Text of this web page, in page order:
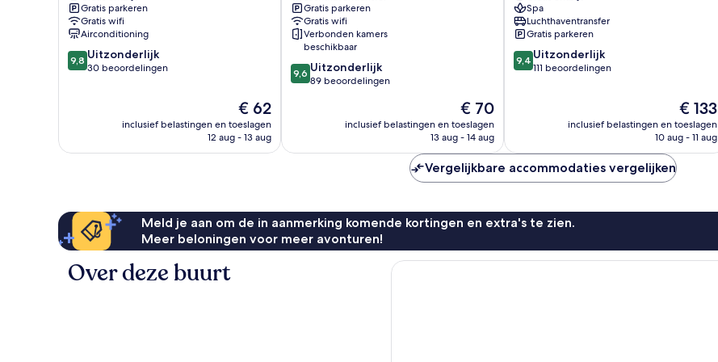
Gratis parkeren
Gratis wifi
Airconditioning
9.8
van
beoordelingen
9,8 Uitzonderlijk
30 beoordelingen
De
prijs
is
€ 62
inclusief belastingen en toeslagen
12 aug - 13 aug
Gratis parkeren
Gratis wifi
Verbonden kamers
beschikbaar
9.6
van
9,6 Uitzonderlijk
89 beoordelingen
De
prijs
is
€ 70
inclusief belastingen en toeslagen
13 aug - 14 aug
Spa
Luchthaventransfer
Gratis parkeren
9.4
van
beoordelingen
9,4 Uitzonderlijk
111 beoordelingen
De
prijs
is
€ 133
inclusief belastingen en toeslagen
10 aug - 11 aug
Vergelijkbare accommodaties vergelijken
Meld je aan om de in aanmerking komende kortingen en extra's te zien.
Meer beloningen voor meer avonturen!
Over deze buurt